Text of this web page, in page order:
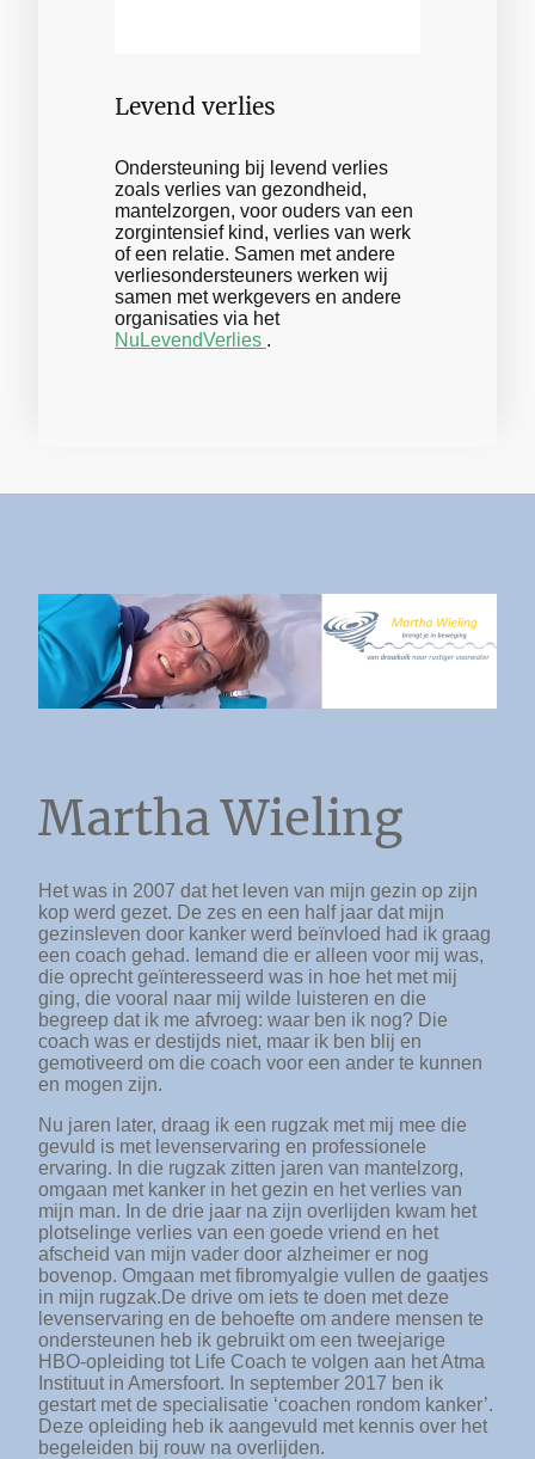
Levend verlies
Ondersteuning bij levend verlies
zoals verlies van gezondheid,
mantelzorgen, voor ouders van een
zorgintensief kind, verlies van werk
of een relatie. Samen met andere
verliesondersteuners werken wij
samen met werkgevers en andere
organisaties via het
NuLevendVerlies .
Martha Wieling
Het was in 2007 dat het leven van mijn gezin op zijn
kop werd gezet. De zes en een half jaar dat mijn
gezinsleven door kanker werd beïnvloed had ik graag
een coach gehad. Iemand die er alleen voor mij was,
die oprecht geïnteresseerd was in hoe het met mij
ging, die vooral naar mij wilde luisteren en die
begreep dat ik me afvroeg: waar ben ik nog? Die
coach was er destijds niet, maar ik ben blij en
gemotiveerd om die coach voor een ander te kunnen
en mogen zijn.
Nu jaren later, draag ik een rugzak met mij mee die
gevuld is met levenservaring en professionele
ervaring. In die rugzak zitten jaren van mantelzorg,
omgaan met kanker in het gezin en het verlies van
mijn man. In de drie jaar na zijn overlijden kwam het
plotselinge verlies van een goede vriend en het
afscheid van mijn vader door alzheimer er nog
bovenop. Omgaan met fibromyalgie vullen de gaatjes
in mijn rugzak. De drive om iets te doen met deze
levenservaring en de behoefte om andere mensen te
ondersteunen heb ik gebruikt om een tweejarige
HBO-opleiding tot Life Coach te volgen aan het Atma
Instituut in Amersfoort. In september 2017 ben ik
gestart met de specialisatie ‘coachen rondom kanker’.
Deze opleiding heb ik aangevuld met kennis over het
begeleiden bij rouw na overlijden.